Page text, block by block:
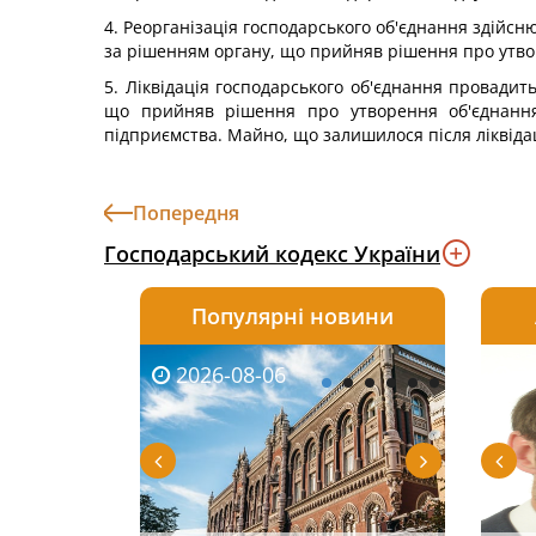
4. Реорганізація господарського об'єднання
за рішенням органу, що прийняв рішення про
5. Ліквідація господарського об'єднання
що прийняв рішення про утворення
підприємства. Майно, що залишилося після
Попередня
Господарський кодекс України
Популярні новини
2026-08-06
2026-08-03